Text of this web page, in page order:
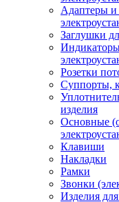
Адаптеры и
Заглушки
Розетки
Суппорты,
изделия
Основные
Клавиши
Накладки
Рамки
Звонки
Изделия